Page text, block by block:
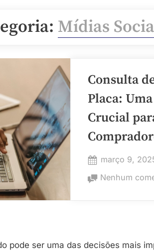
Mídias
Consulta
Placa:
Crucial
Posted
on
março 9,
Nenhum
pode ser uma das decisões mais